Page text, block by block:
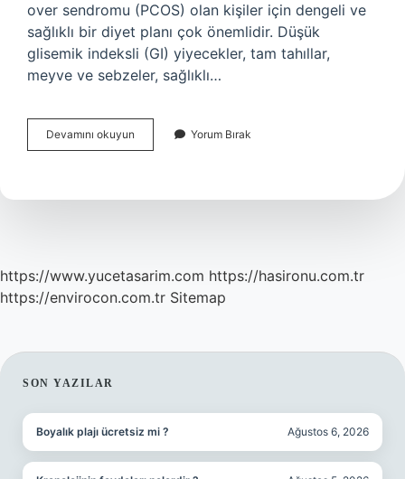
over sendromu (PCOS) olan kişiler için dengeli ve
sağlıklı bir diyet planı çok önemlidir. Düşük
glisemik indeksli (GI) yiyecekler, tam tahıllar,
meyve ve sebzeler, sağlıklı…
Devamını okuyun Polikistik
Over
Takviyesi
Yorum Bırak
https://www.yucetasarim.com https://hasironu.com.tr
https://envirocon.com.tr Sitemap
SIDEBAR
SON YAZILAR
Boyalık plajı ücretsiz mi ? Ağustos 6, 2026